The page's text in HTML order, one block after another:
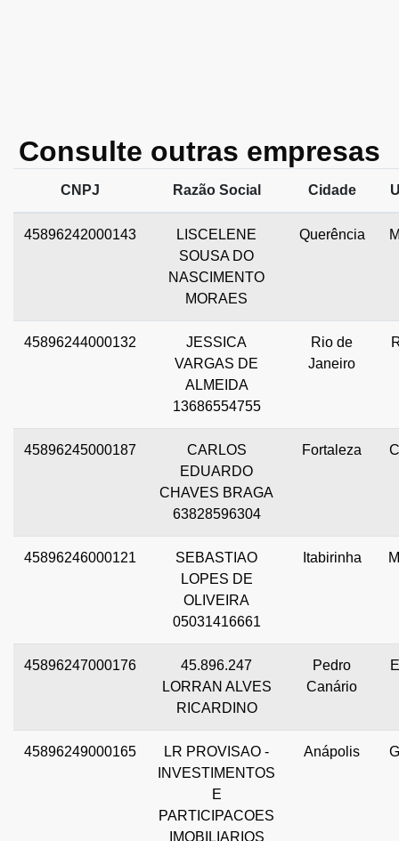
Consulte outras empresas
CNPJ Razão Social Cidade
45896242000143
LISCELENE
SOUSA DO
NASCIMENTO
MORAES
Querência
45896244000132
JESSICA
VARGAS DE
ALMEIDA
13686554755
Rio de
Janeiro
45896245000187
CARLOS
EDUARDO
CHAVES BRAGA
63828596304
Fortaleza
45896246000121
SEBASTIAO
LOPES DE
OLIVEIRA
05031416661
Itabirinha
45896247000176
45.896.247
LORRAN ALVES
RICARDINO
Pedro
Canário
45896249000165
LR PROVISAO -
INVESTIMENTOS
E
PARTICIPACOES
IMOBILIARIOS
Anápolis